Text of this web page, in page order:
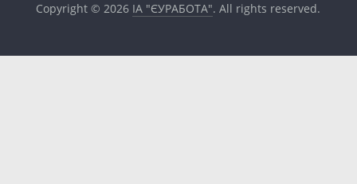
Copyright © 2026 ІА "ЄУРАБОТА". All rights reserved.